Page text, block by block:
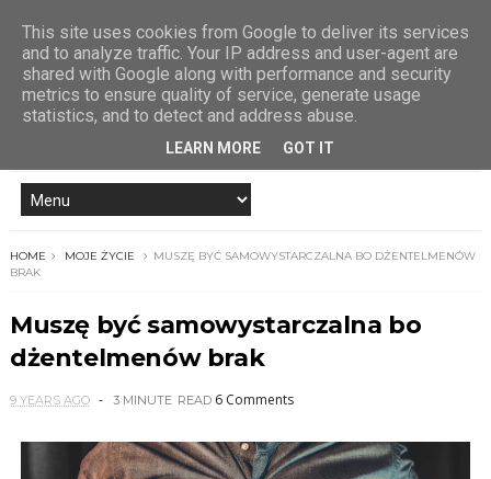
HOME MOJE ŻYCIE
MUSZĘ BYĆ SAMOWYSTARCZALNA BO DŻENTELMENÓW
BRAK
Muszę być samowystarczalna bo
dżentelmenów brak
9 YEARS AGO 3 MINUTE READ 6 Comments
This site uses cookies from Google to deliver its services
and to analyze traffic. Your IP address and user-agent are
shared with Google along with performance and security
metrics to ensure quality of service, generate usage
statistics, and to detect and address abuse.
LEARN MORE GOT IT